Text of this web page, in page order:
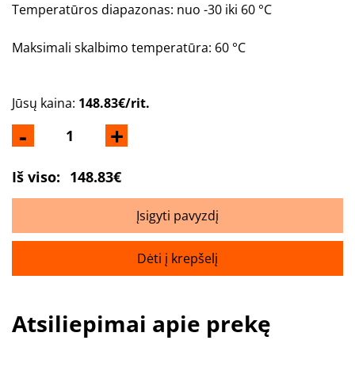
Temperatūros diapazonas: nuo -30 iki 60 °C
Maksimali skalbimo temperatūra: 60 °C
- +
Jūsų kaina: 148.83€/rit.
Iš viso: 148.83€
Įsigyti pavyzdį
Dėti į krepšelį
Atsiliepimai apie prekę